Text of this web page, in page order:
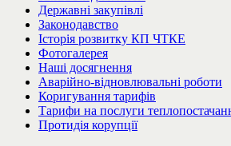
Державні закупівлі
Законодавство
Історія розвитку КП ЧТКЕ
Фотогалерея
Наші досягнення
Аварійно-відновлювальні роботи
Коригування тарифів
Тарифи на послуги
Протидія корупції